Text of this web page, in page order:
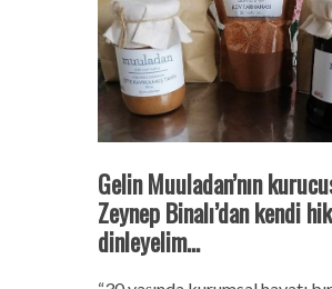
Gelin Muuladan’nın
Zeynep Binalı’dan kendi
dinleyelim…